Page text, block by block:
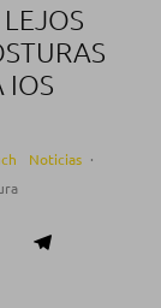
IOS
Noticias ·